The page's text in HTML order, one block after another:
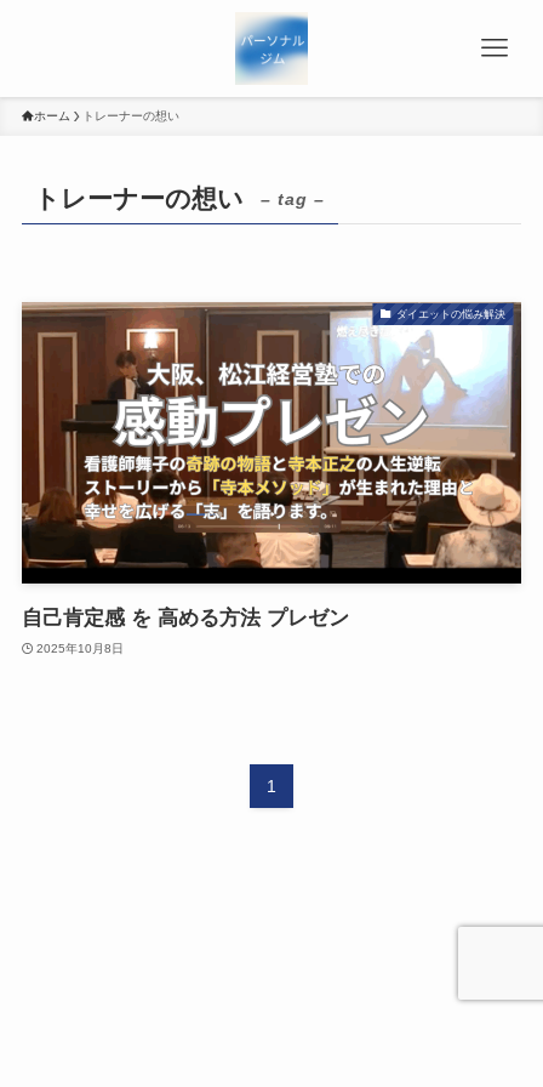
ホーム トレーナーの想い
トレーナーの想い – tag –
ダイエットの悩み解決
自己肯定感 を 高める方法 プレゼン
2025年10月8日
1